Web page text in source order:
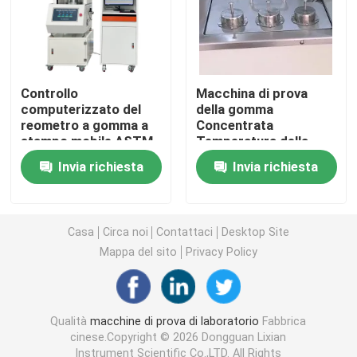
Macchina di prova universale
macchina di prove ambientali
Macchina equilibratrice dinamica
Apparecchiature per test automobilistici
Apparecchiature per test di laboratorio in plastica
strumenti difficili d'imballaggio
Controllo
computerizzato del
reometro a gomma a
stampo mobile ASTM
D5289
Invia richiesta
Macchina di prova
della gomma
Concentrata
Temperatura della
gomma Resistenza del
serbatoio dell'olio con
Standard ISO-1817
Invia richiesta
Casa Circa noi Contattaci
Desktop Site
Mappa del sito
Privacy Policy
Qualitàmacchine di prova di laboratorio Fabbrica
cinese.Copyright © 2026 Dongguan Lixian
Instrument Scientific Co.,LTD. All Rights